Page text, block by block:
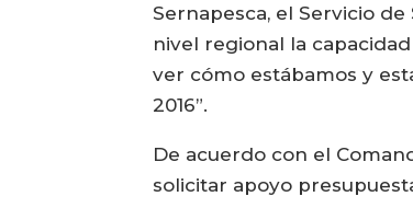
Sernapesca, el Servicio
nivel regional la
ver cómo estábamos y
2016”.
De acuerdo con el
solicitar apoyo